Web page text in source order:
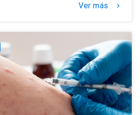
Ver más keyboard_arrow_right